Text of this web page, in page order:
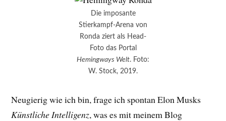
Die imposante
Stierkampf-Arena von
Ronda ziert als Head-
Foto das Portal
Hemingways Welt. Foto:
W. Stock, 2019.
Neugierig wie ich bin, frage ich spontan Elon Musks
Künstliche Intelligenz, was es mit meinem Blog